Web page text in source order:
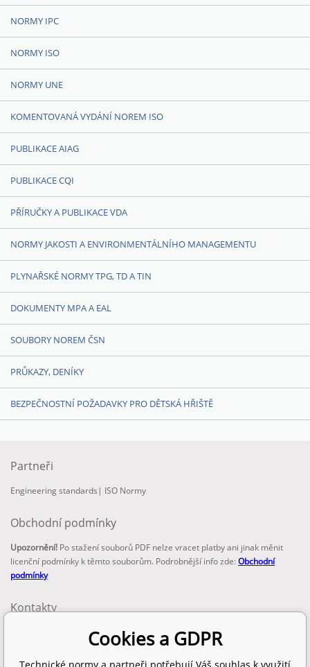
NORMY IPC
NORMY ISO
NORMY UNE
KOMENTOVANÁ VYDÁNÍ NOREM ISO
PUBLIKACE AIAG
PUBLIKACE CQI
PŘÍRUČKY A PUBLIKACE VDA
NORMY JAKOSTI A ENVIRONMENTÁLNÍHO MANAGEMENTU
PLYNAŘSKÉ NORMY TPG, TD A TIN
DOKUMENTY MPA A EAL
SOUBORY NOREM ČSN
PRŮKAZY, DENÍKY
BEZPEČNOSTNÍ POŽADAVKY PRO DĚTSKÁ HŘIŠTĚ
Partneři
Engineering standards | ISO Normy
Obchodní podmínky
Upozornění! Po stažení souborů PDF nelze vracet platby ani jinak měnit
licenční podmínky k těmto souborům. Podrobnější info zde:Obchodní
podmínky
Kontakty
info@technickenormy.cz
obchod@technickenormy.cz
Cookies a GDPR